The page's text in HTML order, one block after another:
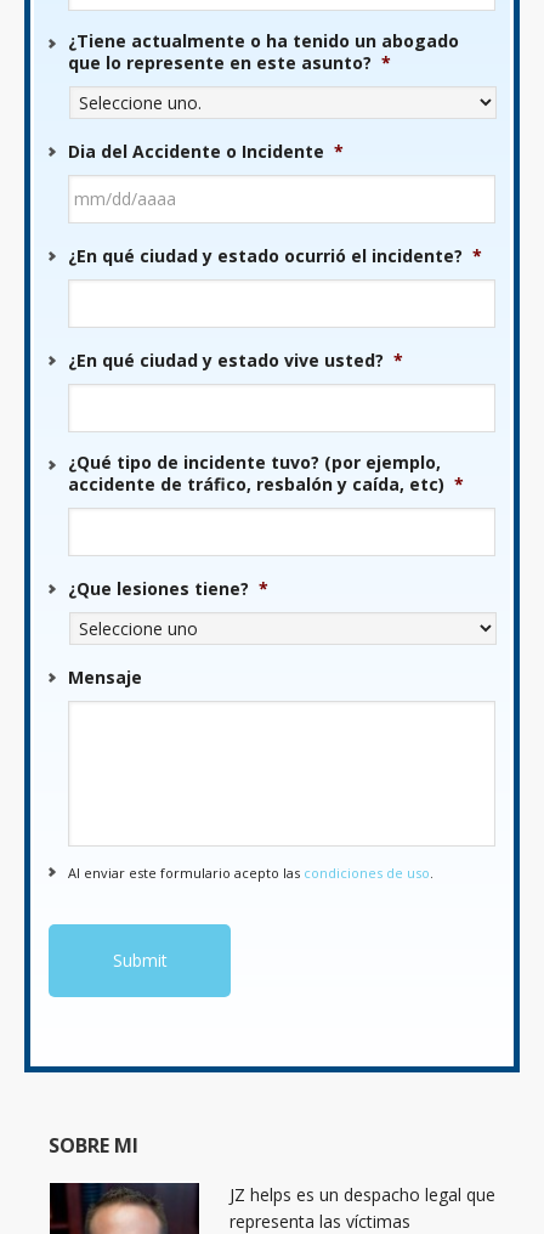
¿Tiene actualmente o ha tenido un abogado
que lo represente en este asunto? *
Dia del Accidente o Incidente *
barra
DD
¿En qué ciudad y estado ocurrió el incidente? *
¿En qué ciudad y estado vive usted? *
¿Qué tipo de incidente tuvo? (por ejemplo,
accidente de tráfico, resbalón y caída, etc) *
¿Que lesiones tiene? *
Mensaje
Al enviar este formulario acepto las condiciones de uso
SOBRE MI
JZ helps es un despacho legal que
representa las víctimas